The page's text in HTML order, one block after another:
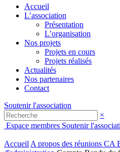
Accueil
L’association
Présentation
L’organisation
Nos projets
Projets en cours
Projets réalisés
Actualités
Nos partenaires
Contact
Soutenir l'association
×
Espace membres Soutenir
Accueil A propos des réunions CA